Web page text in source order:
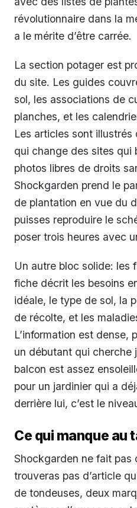
révolutionnaire dans la
a le mérite d’être carrée.
La section potager est
du site. Les guides
sol, les associations de
planches, et les
Les articles sont
qui change des sites qui
photos libres de droits
Shockgarden prend le
de plantation en vue du
puisses reproduire le
poser trois heures avec
Un autre bloc solide: les
fiche décrit les besoins
idéale, le type de sol, la
de récolte, et les
L’information est dense,
un débutant qui cherche
balcon est assez
pour un jardinier qui a
derrière lui, c’est le
Ce qui manque au
Shockgarden ne fait pas
trouveras pas d’article
de tondeuses, deux